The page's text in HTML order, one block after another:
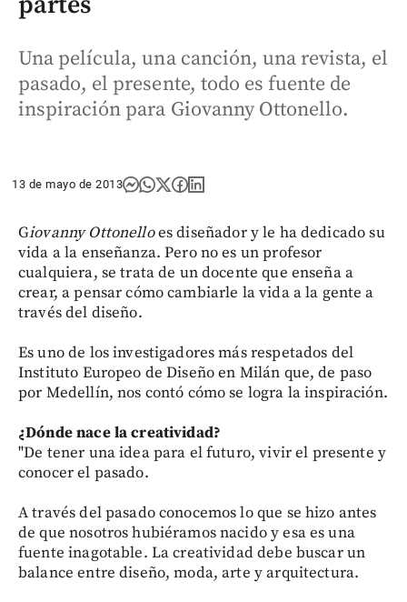
Una película, una canción, una revista, el
pasado, el presente, todo es fuente de
inspiración para Giovanny Ottonello.
13 de mayo de 2013
Giovanny Ottonelloes diseñador y le ha dedicado su
vida a la enseñanza. Pero no es un profesor
cualquiera, se trata de un docente que enseña a
crear, a pensar cómo cambiarle la vida a la gente a
través del diseño.
Es uno de los investigadores más respetados del
Instituto Europeo de Diseño en Milán que, de paso
por Medellín, nos contó cómo se logra la inspiración.
¿Dónde nace la creatividad?
"De tener una idea para el futuro, vivir el presente y
conocer el pasado.
A través del pasado conocemos lo que se hizo antes
de que nosotros hubiéramos nacido y esa es una
fuente inagotable. La creatividad debe buscar un
balance entre diseño, moda, arte y arquitectura.